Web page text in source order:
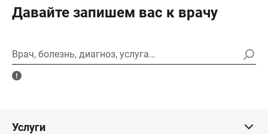
Давайте запишем вас к врачу
Врач, болезнь, диагноз, услуга…
Услуги